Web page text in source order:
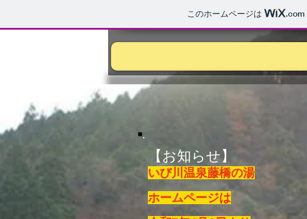
このホームページは .com
​【お知らせ】
いび川温泉藤橋の湯
ホームページは